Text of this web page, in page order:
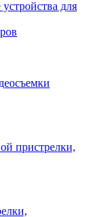
для
пристрелки,